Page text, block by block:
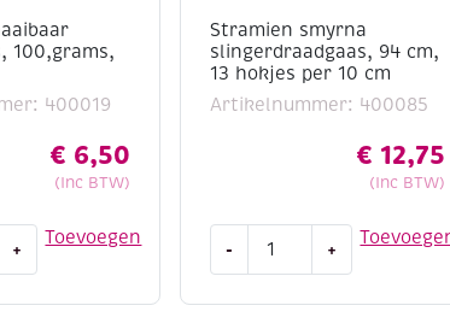
100,grams,
400019
€ 6,50
(Inc BTW)
Toevoegen
+
Stramien smyrna
slingerdraadgaas, 94 cm,
13 hokjes per 10 cm
Artikelnummer: 400085
€ 12,75
(Inc BTW)
- +